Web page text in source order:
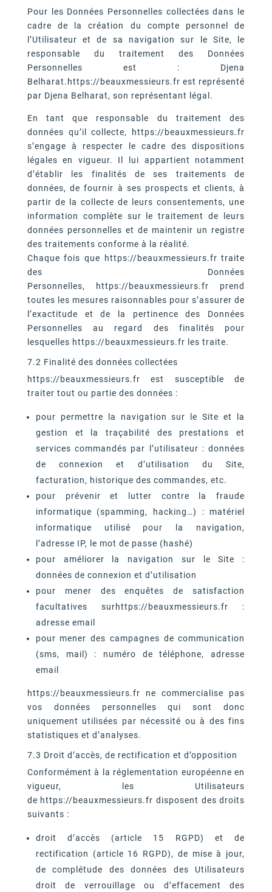
Pour les Données Personnelles collectées dans le
cadre de la création du compte personnel de
l’Utilisateur et de sa navigation sur le Site, le
responsable du traitement des Données
Personnelles est : Djena
Belharat.https://beauxmessieurs.fr est représenté
par Djena Belharat, son représentant légal.
En tant que responsable du traitement des
données qu’il collecte, https://beauxmessieurs.fr
s’engage à respecter le cadre des dispositions
légales en vigueur. Il lui appartient notamment
d’établir les finalités de ses traitements de
données, de fournir à ses prospects et clients, à
partir de la collecte de leurs consentements, une
information complète sur le traitement de leurs
données personnelles et de maintenir un registre
des traitements conforme à la réalité.
Chaque fois que https://beauxmessieurs.fr traite
des Données
Personnelles, https://beauxmessieurs.fr prend
toutes les mesures raisonnables pour s’assurer de
l’exactitude et de la pertinence des Données
Personnelles au regard des finalités pour
lesquelles https://beauxmessieurs.fr les traite.
7.2 Finalité des données collectées
https://beauxmessieurs.fr est susceptible de
traiter tout ou partie des données :
pour permettre la navigation sur le Site et la
gestion et la traçabilité des prestations et
services commandés par l’utilisateur : données
de connexion et d’utilisation du Site,
facturation, historique des commandes, etc.
pour prévenir et lutter contre la fraude
informatique (spamming, hacking…) : matériel
informatique utilisé pour la navigation,
l’adresse IP, le mot de passe (hashé)
pour améliorer la navigation sur le Site :
données de connexion et d’utilisation
pour mener des enquêtes de satisfaction
facultatives surhttps://beauxmessieurs.fr :
adresse email
pour mener des campagnes de communication
(sms, mail) : numéro de téléphone, adresse
email
https://beauxmessieurs.fr ne commercialise pas
vos données personnelles qui sont donc
uniquement utilisées par nécessité ou à des fins
statistiques et d’analyses.
7.3 Droit d’accès, de rectification et d’opposition
Conformément à la réglementation européenne en
vigueur, les Utilisateurs
de https://beauxmessieurs.fr disposent des droits
suivants :
droit d’accès (article 15 RGPD) et de
rectification (article 16 RGPD), de mise à jour,
de complétude des données des Utilisateurs
droit de verrouillage ou d’effacement des